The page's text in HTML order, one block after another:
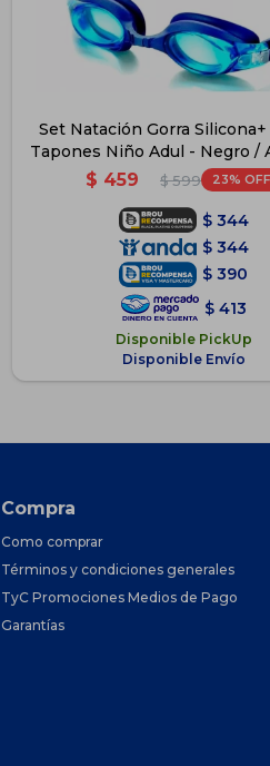
Set Natación Gorra
Tapones Niño Adul - Negro /
$ 459 $ 599 23
$ 344
$ 344
$ 390
$ 413
Disponible PickUp
Disponible Envío
Compra
Como comprar
Términos y condiciones generales
TyC Promociones Medios de Pago
Garantías